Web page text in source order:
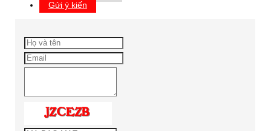
Gửi ý kiến